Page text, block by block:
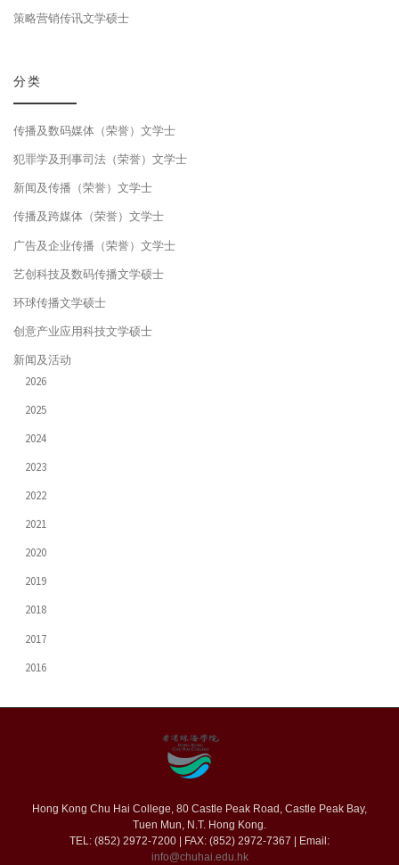
策略营销传讯文学硕士
分类
传播及数码媒体（荣誉）文学士
犯罪学及刑事司法（荣誉）文学士
新闻及传播（荣誉）文学士
传播及跨媒体（荣誉）文学士
广告及企业传播（荣誉）文学士
艺创科技及数码传播文学硕士
环球传播文学硕士
创意产业应用科技文学硕士
新闻及活动
2026
2025
2024
2023
2022
2021
2020
2019
2018
2017
2016
Hong Kong Chu Hai College, 80 Castle Peak Road, Castle Peak Bay,
Tuen Mun, N.T. Hong Kong.
TEL: (852) 2972-7200 | FAX: (852) 2972-7367 | Email:
info@chuhai.edu.hk